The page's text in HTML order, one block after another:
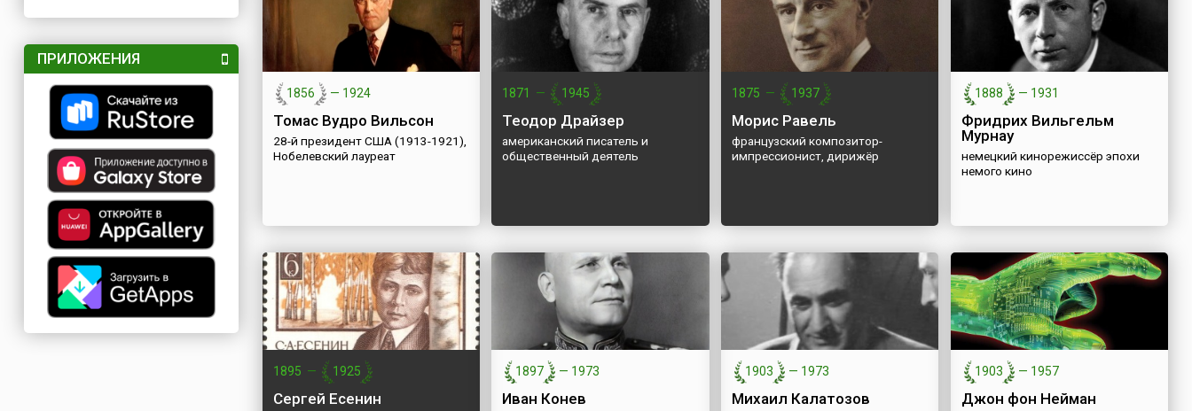
ПРИЛОЖЕНИЯ
1856 — 1924
Томас Вудро Вильсон
28-й президент США (1913-1921),
Нобелевский лауреат
1871 — 1945
Теодор Драйзер
американский писатель и
общественный деятель
1875 — 1937
Морис Равель
французский композитор-
импрессионист, дирижёр
1888 — 1931
Фридрих Вильгельм
Мурнау
немецкий кинорежиссёр эпохи
немого кино
1895 — 1925
Сергей Есенин
1897 — 1973
Иван Конев
1903 — 1973
Михаил Калатозов
1903 — 1957
Джон фон Нейман